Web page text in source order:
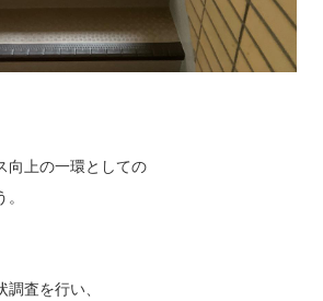
上の一環としての
査を行い、